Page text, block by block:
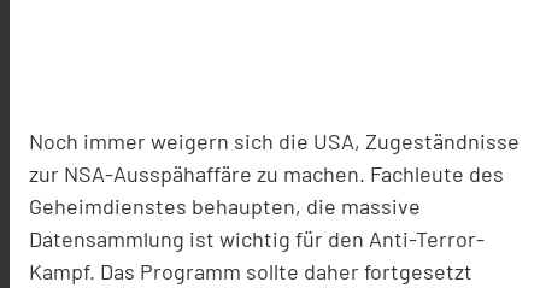
Noch immer weigern sich die USA, Zugeständnisse
zur NSA-Ausspähaffäre zu machen. Fachleute des
Geheimdienstes behaupten, die massive
Datensammlung ist wichtig für den Anti-Terror-
Kampf. Das Programm sollte daher fortgesetzt